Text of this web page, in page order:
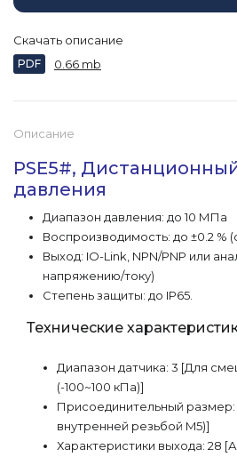
Описание
PSE5#,
давления
Диапазон давления: до 10 МПа
Воспроизводимость: до ±0.2 %
Выход: IO-Link, NPN/PNP или
напряжению/току)
Степень защиты: до IP65.
Технические
Диапазон датчика: 3 [Для
(-100~100 кПа)]
Присоединительный размер:
внутренней резьбой M5)]
Характеристики выхода: 28
Скачать описание
PDF 0.66 mb